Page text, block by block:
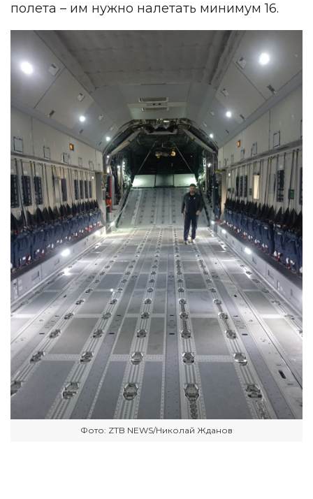
полета – им нужно налетать минимум 16.
Фото: ZTB NEWS/Николай Жданов